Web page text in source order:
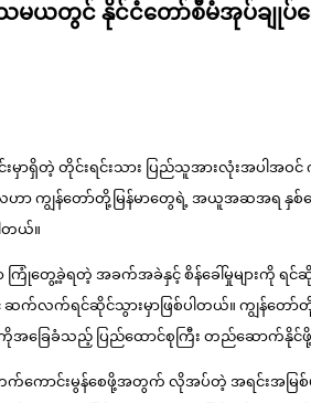
သမယတွင် နိုင်ငံတော်စီမံအုပ်ချုပ်
ရှိတဲ့ တိုင်းရင်းသား ပြည်သူအားလုံးအပါအဝင်
ဟာ ကျွန်တော်တို့မြန်မာတွေရဲ့ အယူအဆအရ နှစ်
တယ်။
ကြုံတွေ့ခဲ့ရတဲ့ အခက်အခဲနှင့် စိန်ခေါ်မှုများကို
လက်ရင်ဆိုင်သွားမှာဖြစ်ပါတယ်။ ကျွန်တော်
ြေခံသည့် ပြည်ထောင်စုကြီး တည်ဆောက်နိုင်
ာင်းမွန်စေဖို့အတွက် လိုအပ်တဲ့ အရင်းအမြစ်များ